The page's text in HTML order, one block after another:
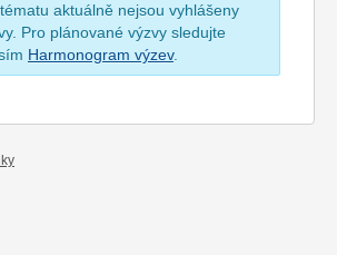
aktuálně nejsou vyhlášeny
Pro plánované výzvy sledujte
Harmonogram výzev.